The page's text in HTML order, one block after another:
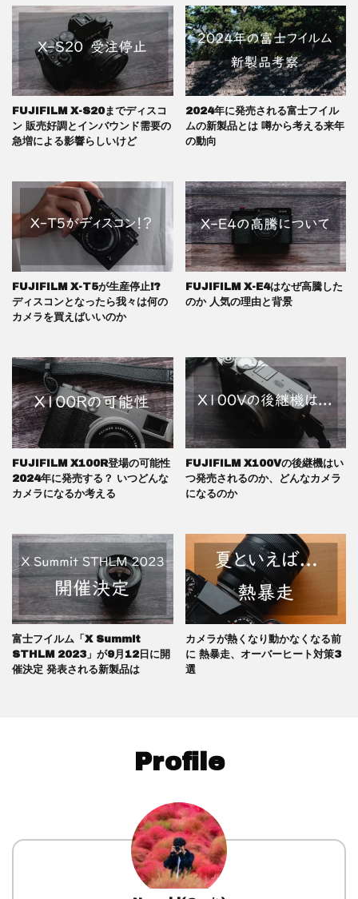
FUJIFILM X-S20までディスコ
ン 販売好調とインバウンド需要の
急増による影響らしいけど
2024年に発売される富士フイル
ムの新製品とは 噂から考える来年
の動向
FUJIFILM X-T5が生産停止!?
ディスコンとなったら我々は何の
カメラを買えばいいのか
FUJIFILM X-E4はなぜ高騰した
のか 人気の理由と背景
FUJIFILM X100R登場の可能性
2024年に発売する？ いつどんな
カメラになるか考える
FUJIFILM X100Vの後継機はい
つ発売されるのか、どんなカメラ
になるのか
富士フイルム「X Summit
STHLM 2023」が9月12日に開
催決定 発表される新製品は
カメラが熱くなり動かなくなる前
に 熱暴走、オーバーヒート対策3
選
Profile